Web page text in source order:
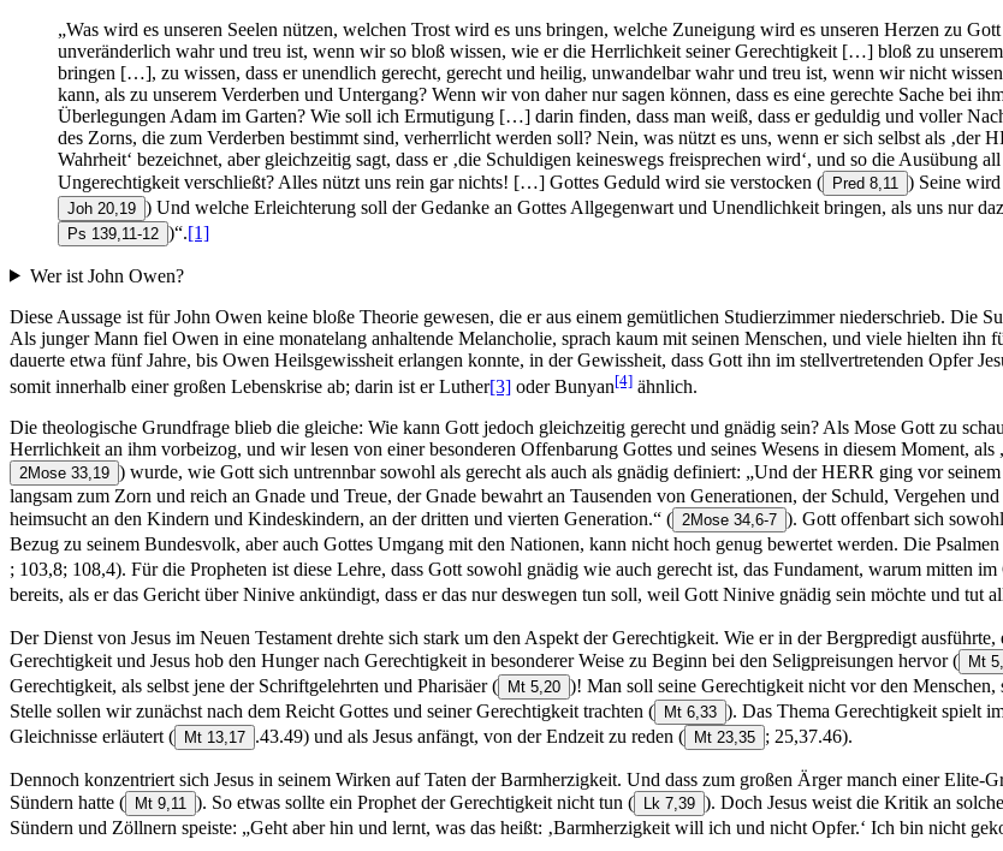
„Was wird es unseren Seelen nützen, welchen Trost wird es uns bringen, welche Zuneigung wird es unseren Herzen zu
unveränderlich wahr und treu ist, wenn wir so bloß wissen, wie er die Herrlichkeit seiner Gerechtigkeit […] bloß zu
bringen […], zu wissen, dass er unendlich gerecht, gerecht und heilig, unwandelbar wahr und treu ist, wenn wir nicht
kann, als zu unserem Verderben und Untergang? Wenn wir von daher nur sagen können, dass es eine gerechte Sache bei
Überlegungen Adam im Garten? Wie soll ich Ermutigung […] darin finden, dass man weiß, dass er geduldig und voller
des Zorns, die zum Verderben bestimmt sind, verherrlicht werden soll? Nein, was nützt es uns, wenn er sich selbst als
Wahrheit‘ bezeichnet, aber gleichzeitig sagt, dass er ‚die Schuldigen keineswegs freisprechen wird‘, und so die Ausübung
Ungerechtigkeit verschließt? Alles nützt uns rein gar nichts! […] Gottes Geduld wird sie verstocken ( Pred 8,11 ) Seine wird
Joh 20,19 ) Und welche Erleichterung soll der Gedanke an Gottes Allgegenwart und Unendlichkeit bringen, als uns nur
Ps 139,11-12 )“.[1]
Wer ist John Owen?
Diese Aussage ist für John Owen keine bloße Theorie gewesen, die er aus einem gemütlichen Studierzimmer niederschrieb. Die
Als junger Mann fiel Owen in eine monatelang anhaltende Melancholie, sprach kaum mit seinen Menschen, und viele hielten ihn
dauerte etwa fünf Jahre, bis Owen Heilsgewissheit erlangen konnte, in der Gewissheit, dass Gott ihn im stellvertretenden Opfer
somit innerhalb einer großen Lebenskrise ab; darin ist er Luther[3] oder Bunyan[4] ähnlich.
Die theologische Grundfrage blieb die gleiche: Wie kann Gott jedoch gleichzeitig gerecht und gnädig sein? Als Mose Gott zu
Herrlichkeit an ihm vorbeizog, und wir lesen von einer besonderen Offenbarung Gottes und seines Wesens in diesem Moment,
2Mose 33,19 ) wurde, wie Gott sich untrennbar sowohl als gerecht als auch als gnädig definiert: „Und der HERR ging vor
langsam zum Zorn und reich an Gnade und Treue, der Gnade bewahrt an Tausenden von Generationen, der Schuld, Vergehen
heimsucht an den Kindern und Kindeskindern, an der dritten und vierten Generation.“ ( 2Mose 34,6-7 ). Gott offenbart sich
Bezug zu seinem Bundesvolk, aber auch Gottes Umgang mit den Nationen, kann nicht hoch genug bewertet werden. Die
; 103,8; 108,4). Für die Propheten ist diese Lehre, dass Gott sowohl gnädig wie auch gerecht ist, das Fundament, warum mitten
bereits, als er das Gericht über Ninive ankündigt, dass er das nur deswegen tun soll, weil Gott Ninive gnädig sein möchte und tut
Der Dienst von Jesus im Neuen Testament drehte sich stark um den Aspekt der Gerechtigkeit. Wie er in der Bergpredigt
Gerechtigkeit und Jesus hob den Hunger nach Gerechtigkeit in besonderer Weise zu Beginn bei den Seligpreisungen hervor( Mt
Gerechtigkeit, als selbst jene der Schriftgelehrten und Pharisäer( Mt 5,20 )! Man soll seine Gerechtigkeit nicht vor den
Stelle sollen wir zunächst nach dem Reicht Gottes und seiner Gerechtigkeit trachten ( Mt 6,33 ). Das Thema Gerechtigkeit spielt
Gleichnisse erläutert ( Mt 13,17 .43.49) und als Jesus anfängt, von der Endzeit zu reden ( Mt 23,35 ; 25,37.46).
Dennoch konzentriert sich Jesus in seinem Wirken auf Taten der Barmherzigkeit. Und dass zum großen Ärger manch einer Elite-
Sündern hatte ( Mt 9,11 ). So etwas sollte ein Prophet der Gerechtigkeit nicht tun ( Lk 7,39 ). Doch Jesus weist die Kritik an
Sündern und Zöllnern speiste: „Geht aber hin und lernt, was das heißt: ‚Barmherzigkeit will ich und nicht Opfer.‘ Ich bin nicht